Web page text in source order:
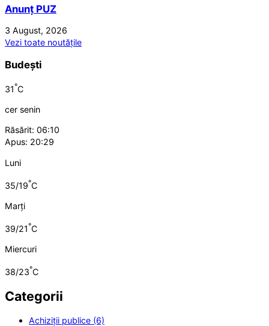
Anunț PUZ
3 August, 2026
Vezi toate noutățile
Budești
31°C
cer senin
Răsărit: 06:10
Apus: 20:29
Luni
35/19°C
Marți
39/21°C
Miercuri
38/23°C
Categorii
Achiziții publice (6)